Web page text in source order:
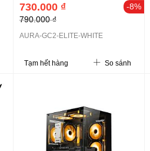
(L395 x W195 x H450mm);
1xUSB 3.0; 2x3.5 + 1x2.5+
2x2.5 (CAAURAGC2ELWHGA)
-8%
730.000 ₫
790.000 ₫
AURA-GC2-ELITE-WHITE
Tạm hết hàng So sánh